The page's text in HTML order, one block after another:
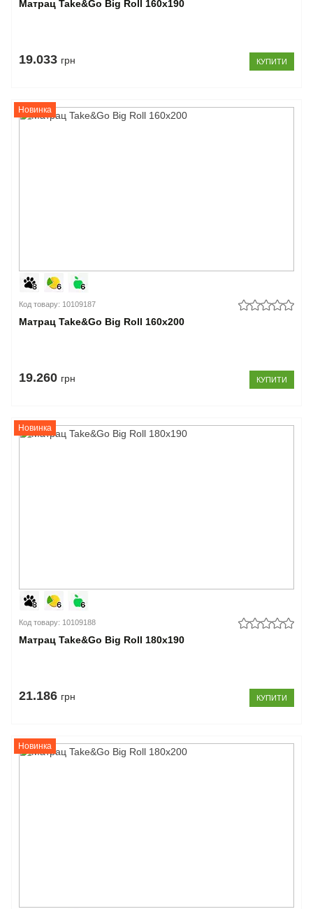
Матрац Take&Go Big Roll 160x190
19.033 грн КУПИТИ
Новинка
Код товару: 10109187
Матрац Take&Go Big Roll 160x200
19.260 грн КУПИТИ
Новинка
Код товару: 10109188
Матрац Take&Go Big Roll 180x190
21.186 грн КУПИТИ
Новинка